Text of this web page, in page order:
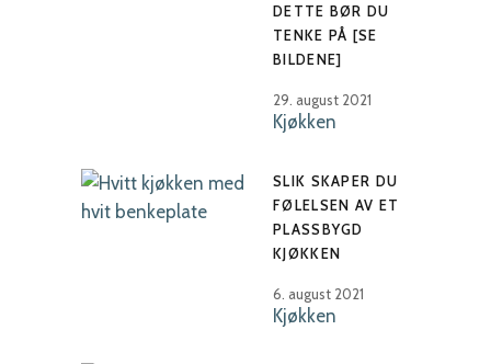
DETTE BØR DU
TENKE PÅ [SE
BILDENE]
29. august 2021
Kjøkken
SLIK SKAPER DU
FØLELSEN AV ET
PLASSBYGD
KJØKKEN
6. august 2021
Kjøkken